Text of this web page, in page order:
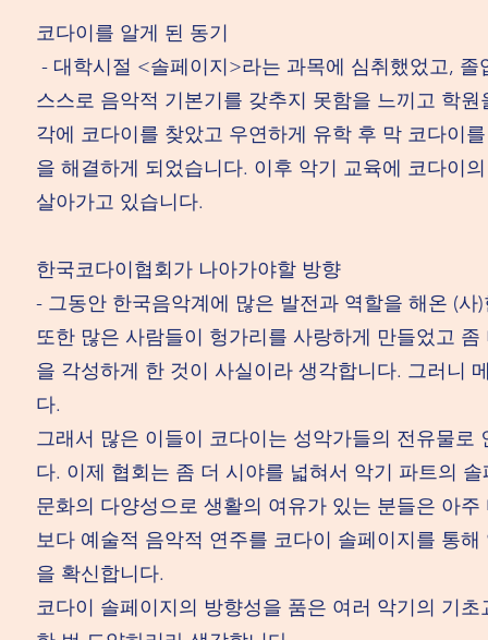
코다이를 알게 된 동기
- 대학시절 <솔페이지>라는 과목에 심취했었고,
스스로 음악적 기본기를 갖추지 못함을 느끼고 학
각에 코다이를 찾았고 우연하게 유학 후 막 코다이
을 해결하게 되었습니다. 이후 악기 교육에 코다이
살아가고 있습니다.
한국코다이협회가 나아가야할 방향
- 그동안 한국음악계에 많은 발전과 역할을 해온 (사
또한 많은 사람들이 헝가리를 사랑하게 만들었고
을 각성하게 한 것이 사실이라 생각합니다. 그러니
다.
그래서 많은 이들이 코다이는 성악가들의 전유물
다. 이제 협회는 좀 더 시야를 넓혀서 악기 파트의
문화의 다양성으로 생활의 여유가 있는 분들은 아
보다 예술적 음악적 연주를 코다이 솔페이지를 통
을 확신합니다.
코다이 솔페이지의 방향성을 품은 여러 악기의 기